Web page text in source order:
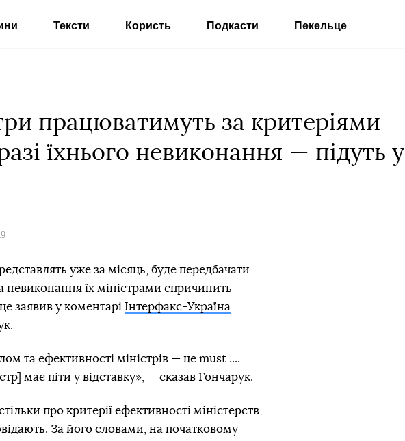
Тексти Користь Подкасти Пекельце
працюватимуть за критеріями
їхнього невиконання — підуть у
уже за місяць, буде передбачати
а невиконання їх міністрами спричинить
заявив у коментарі Інтерфакс-Україна
та ефективності міністрів — це must ....
має піти у відставку», — сказав Гончарук.
про критерії ефективності міністерств,
За його словами, на початковому